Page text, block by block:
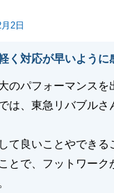
2日
く対応が早いように
のパフォーマンスを
は、東急リバブルさ
て良いことやできる
とで、フットワーク